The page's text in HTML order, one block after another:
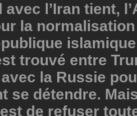
avec l’Iran tient,
la
trouvé entre
avec la Russie
se détendre.
de refuser